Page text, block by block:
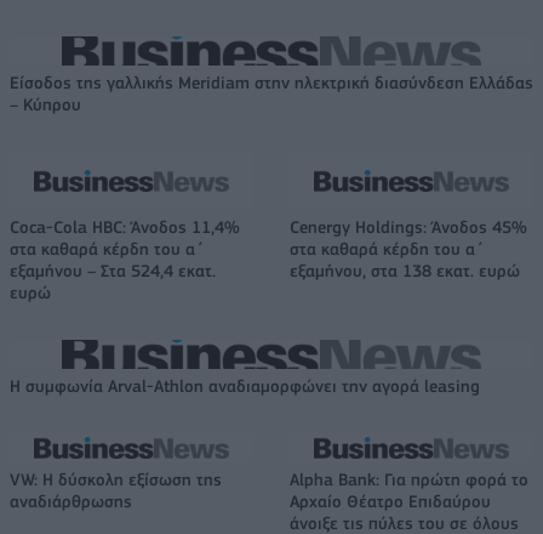
Είσοδος της γαλλικής Meridiam στην ηλεκτρική διασύνδεση Ελλάδας
– Κύπρου
Coca-Cola HBC: Άνοδος 11,4%
στα καθαρά κέρδη του α΄
εξαμήνου – Στα 524,4 εκατ.
ευρώ
Cenergy Holdings: Άνοδος 45%
στα καθαρά κέρδη του α΄
εξαμήνου, στα 138 εκατ. ευρώ
Η συμφωνία Arval-Athlon αναδιαμορφώνει την αγορά leasing
VW: Η δύσκολη εξίσωση της
αναδιάρθρωσης
Alpha Bank: Για πρώτη φορά το
Αρχαίο Θέατρο Επιδαύρου
άνοιξε τις πύλες του σε όλους